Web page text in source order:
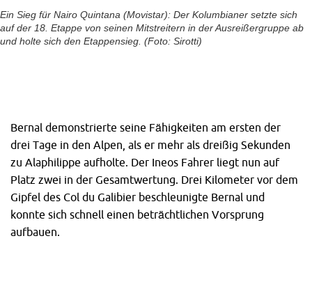
Ein Sieg für Nairo Quintana (Movistar): Der Kolumbianer setzte sich
auf der 18. Etappe von seinen Mitstreitern in der Ausreißergruppe ab
und holte sich den Etappensieg. (Foto: Sirotti)
Bernal demonstrierte seine Fähigkeiten am ersten der
drei Tage in den Alpen, als er mehr als dreißig Sekunden
zu Alaphilippe aufholte. Der Ineos Fahrer liegt nun auf
Platz zwei in der Gesamtwertung. Drei Kilometer vor dem
Gipfel des Col du Galibier beschleunigte Bernal und
konnte sich schnell einen beträchtlichen Vorsprung
aufbauen.